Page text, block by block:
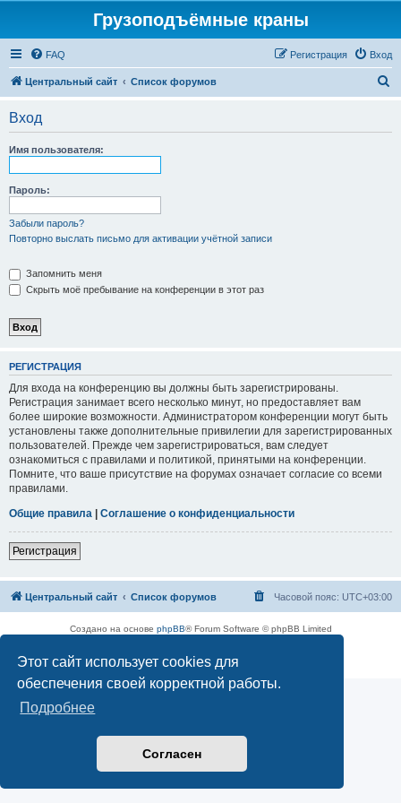
Этот сайт использует cookies для
обеспечения своей корректной работы.
Подробнее
Согласен
Грузоподъёмные краны
FAQ Вход
Регистрация
Центральный сайт Список форумов
Вход
Имя пользователя:
Пароль:
Забыли пароль?
Повторно выслать письмо для активации учётной записи
Запомнить меня
Скрыть моё пребывание на конференции в этот раз
РЕГИСТРАЦИЯ
Для входа на конференцию вы должны быть зарегистрированы.
Регистрация занимает всего несколько минут, но предоставляет вам
более широкие возможности. Администратором конференции могут быть
установлены также дополнительные привилегии для зарегистрированных
пользователей. Прежде чем зарегистрироваться, вам следует
ознакомиться с правилами и политикой, принятыми на конференции.
Помните, что ваше присутствие на форумах означает согласие со всеми
правилами.
Общие правила | Соглашение о конфиденциальности
Регистрация
Центральный сайт Список форумов Часовой пояс: UTC+03:00
Создано на основе phpBB® Forum Software © phpBB Limited
Конфиденциальность|Правила